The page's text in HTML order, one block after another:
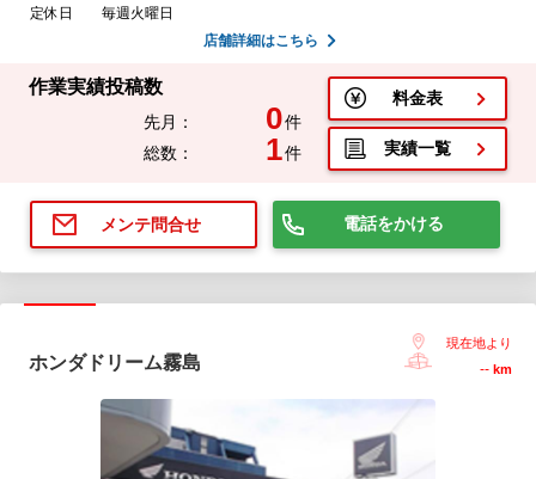
定休日
毎週火曜日
店舗詳細はこちら
作業実績投稿数
先月： 0件
総数：
1件
料金表
実績一覧
メンテ問合せ 電話をかける
ホンダドリーム霧島
現在地より
-- km